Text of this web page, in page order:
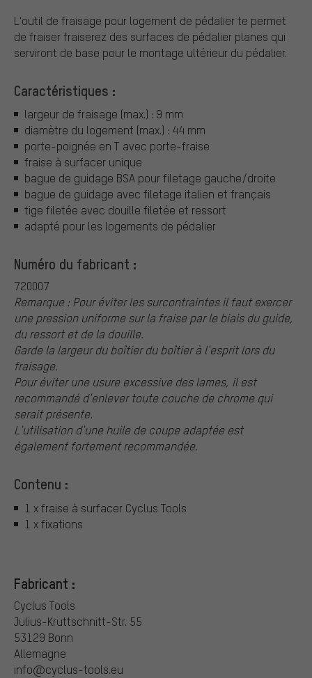
L'outil de fraisage pour logement de pédalier te permet
de fraiser fraiserez des surfaces de pédalier planes qui
serviront de base pour le montage ultérieur du pédalier.
Caractéristiques :
largeur de fraisage (max.) : 9 mm
diamètre du logement (max.) : 44 mm
porte-poignée en T avec porte-fraise
fraise à surfacer unique
bague de guidage BSA pour filetage gauche/droite
bague de guidage avec filetage italien et français
tige filetée avec douille filetée et ressort
adapté pour les logements de pédalier
Numéro du fabricant :
720007
Remarque : Pour éviter les surcontraintes il faut exercer
une pression uniforme sur la fraise par le biais du guide,
du ressort et de la douille.
Garde la largeur du boîtier du boîtier à l'esprit lors du
fraisage.
Pour éviter une usure excessive des lames, il est
recommandé d'enlever toute couche de chrome qui
serait présente.
L'utilisation d'une huile de coupe adaptée est
également fortement recommandée.
Contenu :
1 x fraise à surfacer Cyclus Tools
1 x fixations
Fabricant :
Cyclus Tools
Julius-Kruttschnitt-Str. 55
53129 Bonn
Allemagne
info@cyclus-tools.eu